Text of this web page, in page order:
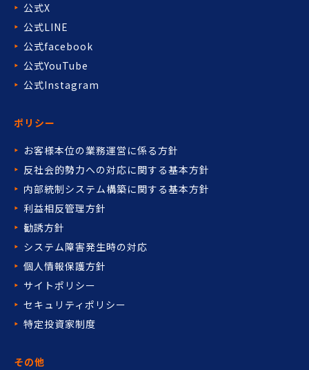
公式X
公式LINE
公式facebook
公式YouTube
公式Instagram
ポリシー
お客様本位の業務運営に係る方針
反社会的勢力への対応に関する基本方針
内部統制システム構築に関する基本方針
利益相反管理方針
勧誘方針
システム障害発生時の対応
個人情報保護方針
サイトポリシー
セキュリティポリシー
特定投資家制度
その他